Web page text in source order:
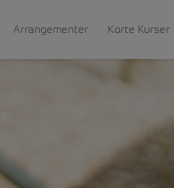
Arrangementer Korte Kurser